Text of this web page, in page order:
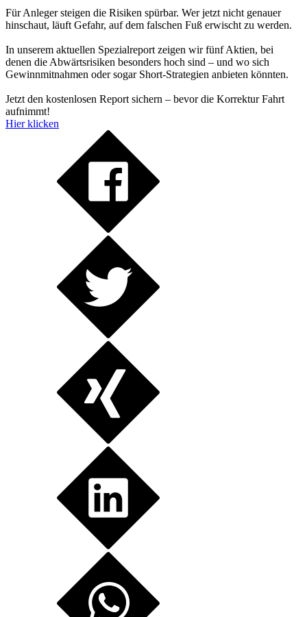
Für Anleger steigen die Risiken spürbar. Wer jetzt nicht genauer
hinschaut, läuft Gefahr, auf dem falschen Fuß erwischt zu werden.
In unserem aktuellen Spezialreport zeigen wir fünf Aktien, bei
denen die Abwärtsrisiken besonders hoch sind – und wo sich
Gewinnmitnahmen oder sogar Short-Strategien anbieten könnten.
Jetzt den kostenlosen Report sichern – bevor die Korrektur Fahrt
aufnimmt!
Hier klicken